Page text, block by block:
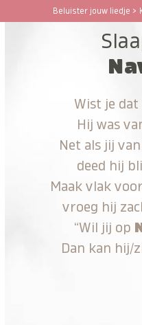
Beluister jouw liedje >
Open
Close
Wist je dat
Hij was
Net als jij
deed hij
Maak vlak
vroeg hij
“Wil jij op
Dan kan hij/